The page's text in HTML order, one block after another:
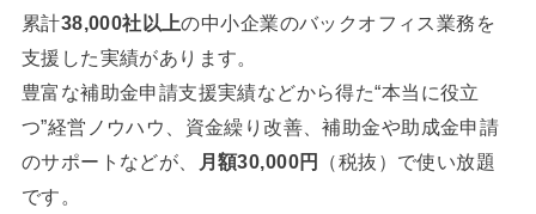
累計38,000社以上の中小企業のバックオフィス業務を
支援した実績があります。
豊富な補助金申請支援実績などから得た“本当に役立
つ”経営ノウハウ、資金繰り改善、補助金や助成金申請
のサポートなどが、
月額30,000円
（税抜）で使い放題
です。